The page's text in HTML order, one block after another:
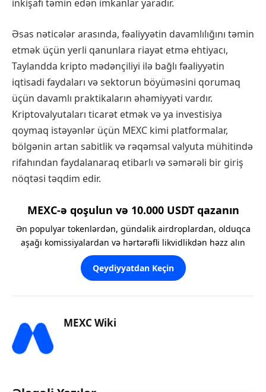
inkişafı təmin edən imkanlar yaradır.
Əsas nəticələr arasında, fəaliyyətin davamlılığını təmin
etmək üçün yerli qanunlara riayət etmə ehtiyacı,
Taylandda kripto mədənçiliyi ilə bağlı fəaliyyətin
iqtisadi faydaları və sektorun böyüməsini qorumaq
üçün davamlı praktikaların əhəmiyyəti vardır.
Kriptovalyutaları ticarət etmək və ya investisiya
qoymaq istəyənlər üçün MEXC kimi platformalar,
bölgənin artan sabitlik və rəqəmsal valyuta mühitində
rifahından faydalanaraq etibarlı və səmərəli bir giriş
nöqtəsi təqdim edir.
MEXC-ə qoşulun və 10.000 USDT qazanın
Ən populyar tokenlərdən, gündəlik airdroplardan, olduqca
aşağı komissiyalardan və hərtərəfli likvidlikdən həzz alın
Qeydiyyatdan Keçin
MEXC Wiki